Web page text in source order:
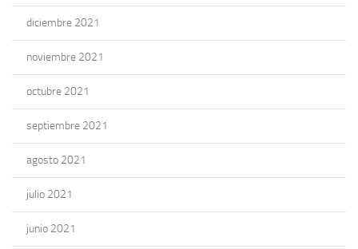
diciembre 2021
noviembre 2021
octubre 2021
septiembre 2021
agosto 2021
julio 2021
junio 2021